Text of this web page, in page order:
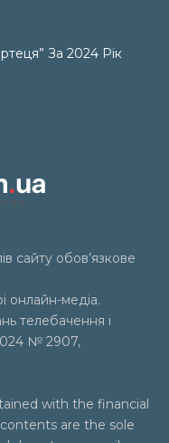
За 2024 Рік
сайту обов’язкове
онлайн-медіа.
телебачення і
№ 2907,
with the financial
are the sole